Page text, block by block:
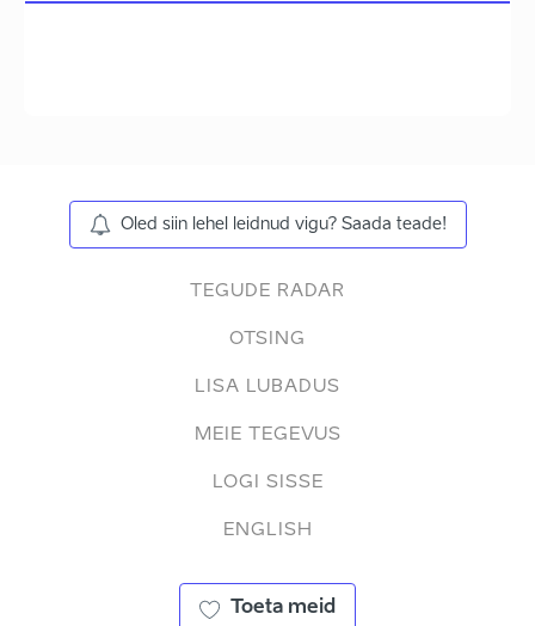
Oled siin lehel leidnud vigu? Saada teade!
TEGUDE RADAR
OTSING
LISA LUBADUS
MEIE TEGEVUS
LOGI SISSE
ENGLISH
Toeta meid